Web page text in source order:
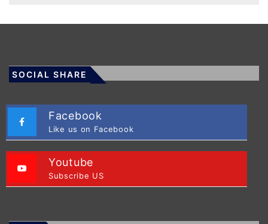
SOCIAL SHARE
Facebook
Like us on Facebook
Youtube
Subscribe US